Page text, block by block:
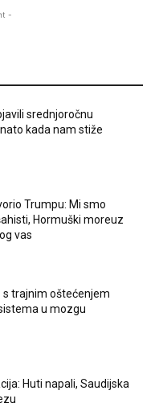
-
srednjoročnu
kada nam stiže
Trumpu: Mi smo
Hormuški moreuz
vas
s trajnim oštećenjem
u mozgu
Huti napali, Saudijska